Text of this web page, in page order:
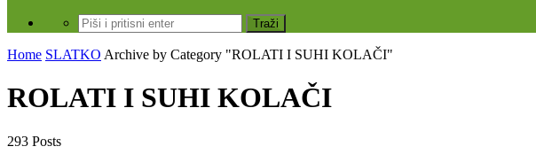
Home SLATKO Archive by Category "ROLATI I SUHI KOLAČI"
ROLATI I SUHI KOLAČI
293 Posts